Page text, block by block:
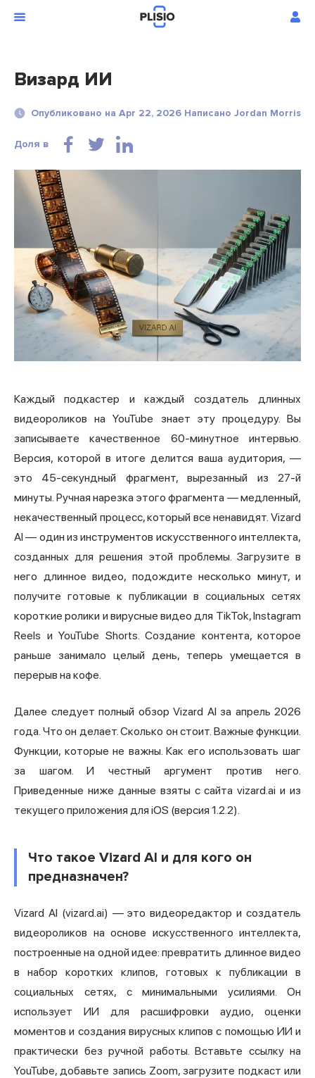
Визард ИИ
Опубликовано на Apr 22, 2026 Написано Jordan Morris
Доля в
Каждый подкастер и каждый создатель длинных
видеороликов на YouTube знает эту процедуру. Вы
записываете качественное 60-минутное интервью.
Версия, которой в итоге делится ваша аудитория, —
это 45-секундный фрагмент, вырезанный из 27-й
минуты. Ручная нарезка этого фрагмента — медленный,
некачественный процесс, который все ненавидят. Vizard
AI — один из инструментов искусственного интеллекта,
созданных для решения этой проблемы. Загрузите в
него длинное видео, подождите несколько минут, и
получите готовые к публикации в социальных сетях
короткие ролики и вирусные видео для TikTok, Instagram
Reels и YouTube Shorts. Создание контента, которое
раньше занимало целый день, теперь умещается в
перерыв на кофе.
Далее следует полный обзор Vizard AI за апрель 2026
года. Что он делает. Сколько он стоит. Важные функции.
Функции, которые не важны. Как его использовать шаг
за шагом. И честный аргумент против него.
Приведенные ниже данные взяты с сайта vizard.ai и из
текущего приложения для iOS (версия 1.2.2).
Что такое Vizard AI и для кого он
предназначен?
Vizard AI (vizard.ai) — это видеоредактор и создатель
видеороликов на основе искусственного интеллекта,
построенные на одной идее: превратить длинное видео
в набор коротких клипов, готовых к публикации в
социальных сетях, с минимальными усилиями. Он
использует ИИ для расшифровки аудио, оценки
моментов и создания вирусных клипов с помощью ИИ и
практически без ручной работы. Вставьте ссылку на
YouTube, добавьте запись Zoom, загрузите подкаст или